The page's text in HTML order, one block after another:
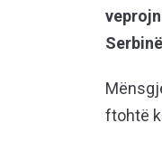
ftohtë